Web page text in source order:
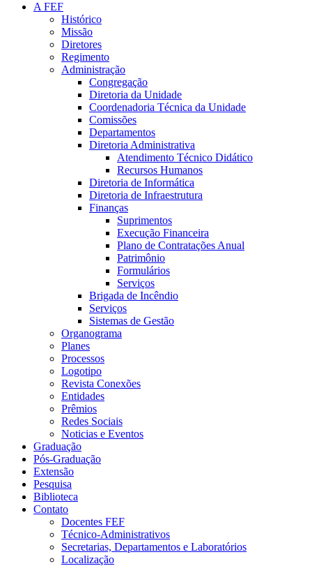
A FEF
Histórico
Missão
Diretores
Regimento
Administração
Congregação
Diretoria da Unidade
Coordenadoria Técnica da Unidade
Comissões
Departamentos
Diretoria Administrativa
Atendimento Técnico Didático
Recursos Humanos
Diretoria de Informática
Diretoria de Infraestrutura
Finanças
Suprimentos
Execução Financeira
Plano de Contratações Anual
Patrimônio
Formulários
Serviços
Brigada de Incêndio
Serviços
Sistemas de Gestão
Organograma
Planes
Processos
Logotipo
Revista Conexões
Entidades
Prêmios
Redes Sociais
Noticias e Eventos
Graduação
Pós-Graduação
Extensão
Pesquisa
Biblioteca
Contato
Docentes FEF
Técnico-Administrativos
Secretarias, Departamentos e Laboratórios
Localização